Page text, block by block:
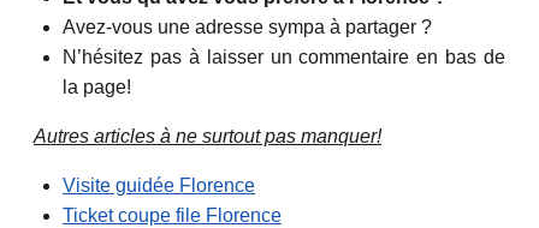
Avez-vous une adresse sympa à partager ?
N’hésitez pas à laisser un commentaire en bas de
la page!
Autres articles à ne surtout pas manquer!
Visite guidée Florence
Ticket coupe file Florence